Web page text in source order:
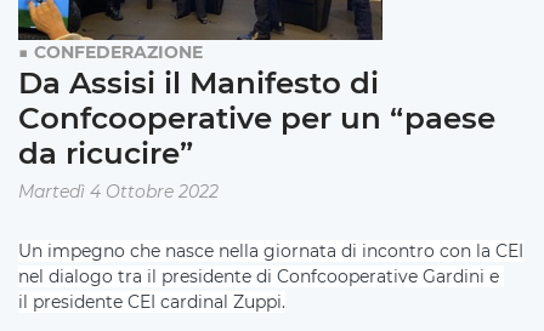
CONFEDERAZIONE
Da Assisi il Manifesto di
Confcooperative per un “paese
da ricucire”
Martedì 4 Ottobre 2022
Un impegno che nasce nella giornata di incontro con la CEI
nel dialogo tra il presidente di Confcooperative Gardini e
il presidente CEI cardinal Zuppi.